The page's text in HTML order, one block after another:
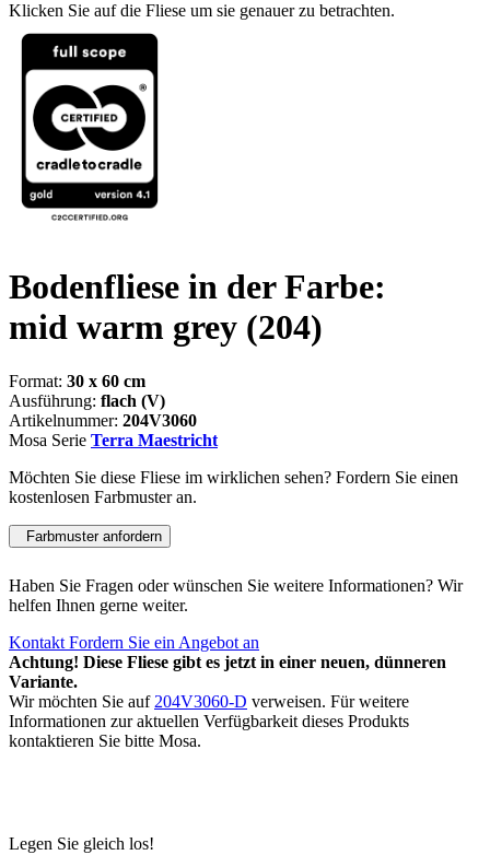
Klicken Sie auf die Fliese um sie genauer zu betrachten.
Bodenfliese in der Farbe:
mid warm grey (204)
Format: 30 x 60 cm
Ausführung: flach (V)
Artikelnummer: 204V3060
Mosa Serie Terra Maestricht
Möchten Sie diese Fliese im wirklichen sehen? Fordern Sie einen
kostenlosen Farbmuster an.
Farbmuster anfordern
Haben Sie Fragen oder wünschen Sie weitere Informationen? Wir
helfen Ihnen gerne weiter.
Kontakt Fordern Sie ein Angebot an
Achtung! Diese Fliese gibt es jetzt in einer neuen, dünneren
Variante.
Wir möchten Sie auf 204V3060-D verweisen. Für weitere
Informationen zur aktuellen Verfügbarkeit dieses Produkts
kontaktieren Sie bitte Mosa.
Legen Sie gleich los!